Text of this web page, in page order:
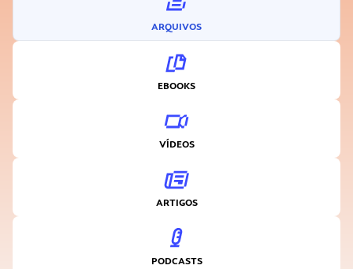
ARQUIVOS
EBOOKS
VÍDEOS
ARTIGOS
PODCASTS